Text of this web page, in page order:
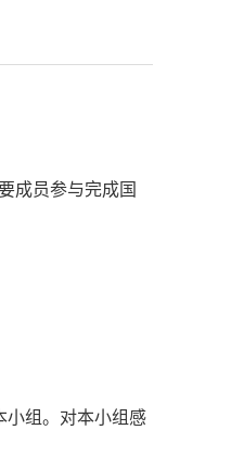
成员参与完成国
小组。对本小组感